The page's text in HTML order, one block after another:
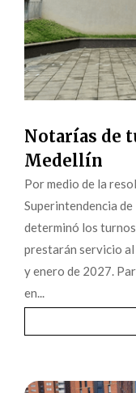
Notarías de
Medellín
Por medio de la
Superintendencia
determinó los
prestarán servicio
y enero de 2027.
en...